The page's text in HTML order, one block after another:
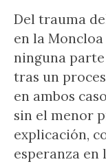
Del trauma
en la
ninguna parte
tras un
en ambos
sin el menor
explicación,
esperanza